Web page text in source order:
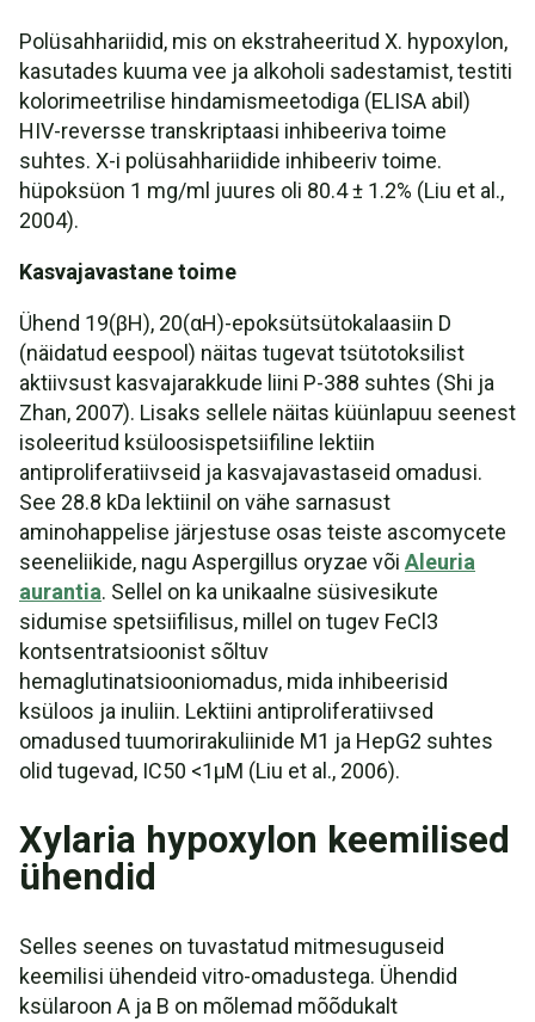
Polüsahhariidid, mis on ekstraheeritud X. hypoxylon,
kasutades kuuma vee ja alkoholi sadestamist, testiti
kolorimeetrilise hindamismeetodiga (ELISA abil)
HIV-reversse transkriptaasi inhibeeriva toime
suhtes. X-i polüsahhariidide inhibeeriv toime.
hüpoksüon 1 mg/ml juures oli 80.4 ± 1.2% (Liu et al.,
2004).
Kasvajavastane toime
Ühend 19(βH), 20(αH)-epoksütsütokalaasiin D
(näidatud eespool) näitas tugevat tsütotoksilist
aktiivsust kasvajarakkude liini P-388 suhtes (Shi ja
Zhan, 2007). Lisaks sellele näitas küünlapuu seenest
isoleeritud ksüloosispetsiifiline lektiin
antiproliferatiivseid ja kasvajavastaseid omadusi.
See 28.8 kDa lektiinil on vähe sarnasust
aminohappelise järjestuse osas teiste ascomycete
seeneliikide, nagu Aspergillus oryzae või Aleuria
aurantia. Sellel on ka unikaalne süsivesikute
sidumise spetsiifilisus, millel on tugev FeCl3
kontsentratsioonist sõltuv
hemaglutinatsiooniomadus, mida inhibeerisid
ksüloos ja inuliin. Lektiini antiproliferatiivsed
omadused tuumorirakuliinide M1 ja HepG2 suhtes
olid tugevad, IC50 <1µM (Liu et al., 2006).
Xylaria hypoxylon keemilised
ühendid
Selles seenes on tuvastatud mitmesuguseid
keemilisi ühendeid vitro-omadustega. Ühendid
ksülaroon A ja B on mõlemad mõõdukalt